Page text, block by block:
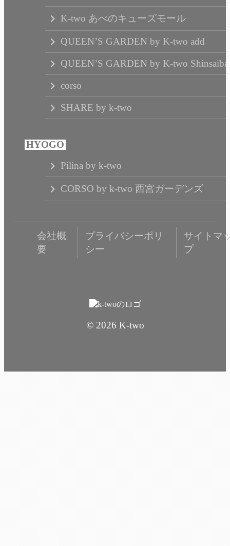
K-two あべのキューズモール
QUEEN’S GARDEN by K-two add
QUEEN’S GARDEN by K-two
corso
SHARE by k-two
Pilina by k-two
CORSO by k-two 西宮ガーデンズ
会社概
要
プライバシーポリ
シー
サイトマ
プ
© 2026 K-two